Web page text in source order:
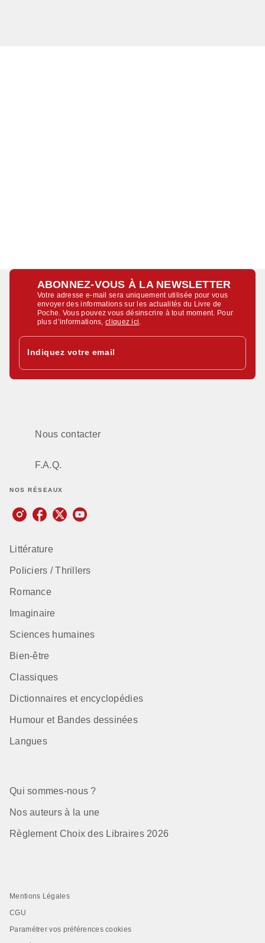
ABONNEZ-VOUS À LA NEWSLETTER
Votre adresse e-mail sera uniquement utilisée pour vous
envoyer des informations sur les actualités du Livre de
Poche. Vous pouvez vous désinscrire à tout moment. Pour
plus d’informations,cliquez ici
Indiquez votre email
Nous contacter
F.A.Q.
NOS RÉSEAUX
Littérature
Policiers / Thrillers
Romance
Imaginaire
Sciences humaines
Bien-être
Classiques
Dictionnaires et encyclopédies
Humour et Bandes dessinées
Langues
Qui sommes-nous ?
Nos auteurs à la une
Règlement Choix des Libraires 2026
Mentions Légales
CGU
Paramétrer vos préférences cookies